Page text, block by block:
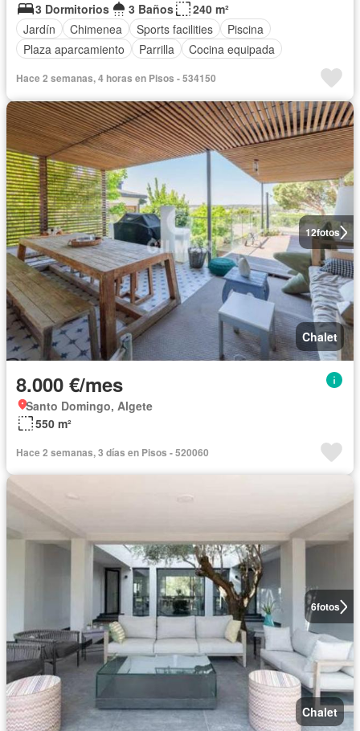
3 Dormitorios
3 Baños
240 m²
Jardín
Chimenea Sports facilities
Piscina
Plaza aparcamiento
Parrilla Cocina equipada
Hace 2 semanas, 4 horas en Pisos - 534150
12fotos
Chalet
8.000 €/mes
Santo Domingo, Algete
550 m²
Hace 2 semanas, 3 días en Pisos - 520060
6fotos
Chalet